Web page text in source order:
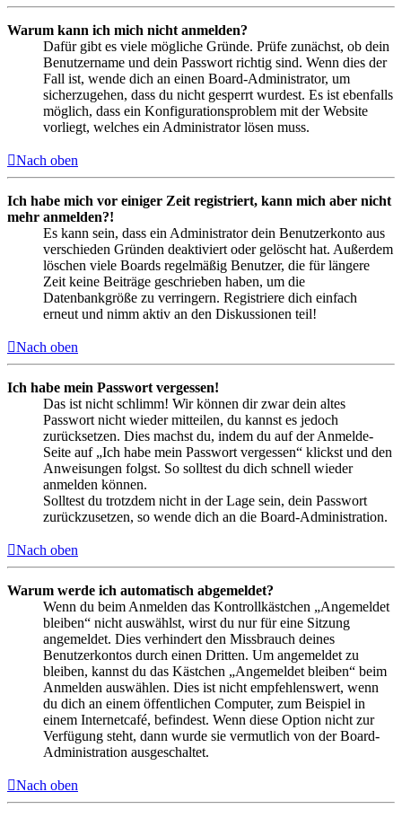
Warum kann ich mich nicht anmelden?
Dafür gibt es viele mögliche Gründe. Prüfe zunächst, ob dein
Benutzername und dein Passwort richtig sind. Wenn dies der
Fall ist, wende dich an einen Board-Administrator, um
sicherzugehen, dass du nicht gesperrt wurdest. Es ist ebenfalls
möglich, dass ein Konfigurationsproblem mit der Website
vorliegt, welches ein Administrator lösen muss.
Nach oben
Ich habe mich vor einiger Zeit registriert, kann mich aber nicht
mehr anmelden?!
Es kann sein, dass ein Administrator dein Benutzerkonto aus
verschieden Gründen deaktiviert oder gelöscht hat. Außerdem
löschen viele Boards regelmäßig Benutzer, die für längere
Zeit keine Beiträge geschrieben haben, um die
Datenbankgröße zu verringern. Registriere dich einfach
erneut und nimm aktiv an den Diskussionen teil!
Nach oben
Ich habe mein Passwort vergessen!
Das ist nicht schlimm! Wir können dir zwar dein altes
Passwort nicht wieder mitteilen, du kannst es jedoch
zurücksetzen. Dies machst du, indem du auf der Anmelde-
Seite auf „Ich habe mein Passwort vergessen“ klickst und den
Anweisungen folgst. So solltest du dich schnell wieder
anmelden können.
Solltest du trotzdem nicht in der Lage sein, dein Passwort
zurückzusetzen, so wende dich an die Board-Administration.
Nach oben
Warum werde ich automatisch abgemeldet?
Wenn du beim Anmelden das Kontrollkästchen „Angemeldet
bleiben“ nicht auswählst, wirst du nur für eine Sitzung
angemeldet. Dies verhindert den Missbrauch deines
Benutzerkontos durch einen Dritten. Um angemeldet zu
bleiben, kannst du das Kästchen „Angemeldet bleiben“ beim
Anmelden auswählen. Dies ist nicht empfehlenswert, wenn
du dich an einem öffentlichen Computer, zum Beispiel in
einem Internetcafé, befindest. Wenn diese Option nicht zur
Verfügung steht, dann wurde sie vermutlich von der Board-
Administration ausgeschaltet.
Nach oben